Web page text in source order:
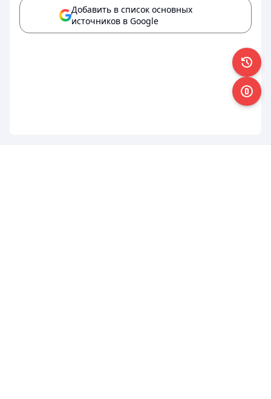
Добавить в список основных
источников в Google